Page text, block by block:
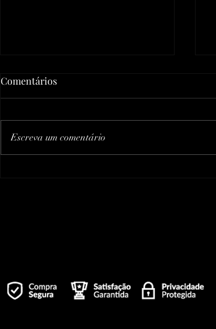
Comentários
Escreva um comentário